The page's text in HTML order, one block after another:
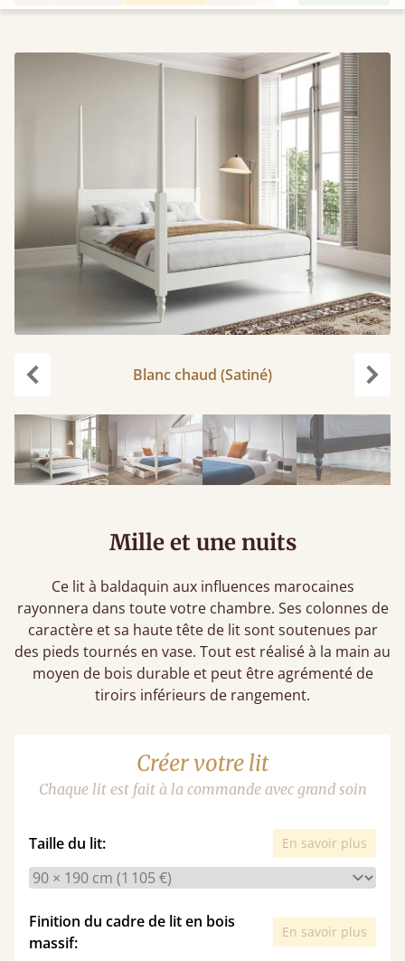
Blanc chaud (Satiné)
Mille et une nuits
Ce lit à baldaquin aux influences marocaines
rayonnera dans toute votre chambre. Ses colonnes de
caractère et sa haute tête de lit sont soutenues par
des pieds tournés en vase. Tout est réalisé à la main au
moyen de bois durable et peut être agrémenté de
tiroirs inférieurs de rangement.
Créer votre lit
Chaque lit est fait à la commande avec grand soin
Taille du lit: En savoir plus
Finition du cadre de lit en bois
massif:
En savoir plus